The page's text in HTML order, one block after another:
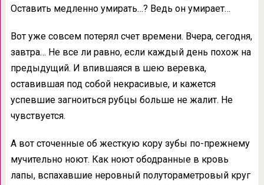
Оставить медленно умирать…? Ведь он умирает…
Вот уже совсем потерял счет времени. Вчера, сегодня,
завтра… Не все ли равно, если каждый день похож на
предыдущий. И впившаяся в шею веревка,
оставившая под собой некрасивые, и кажется
успевшие загноиться рубцы больше не жалит. Не
чувствуется.
А вот сточенные об жесткую кору зубы по-прежнему
мучительно ноют. Как ноют ободранные в кровь
лапы, вспахавшие неровный полутораметровый круг